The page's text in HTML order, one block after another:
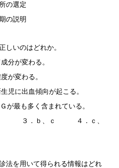
の選定
の説明
いのはどれか。
分が変わる。
が変わる。
児に出血傾向が起こる。
が最も多く含まれている。
３．ｂ、ｃ ４．ｃ、
を用いて得られる情報はどれ